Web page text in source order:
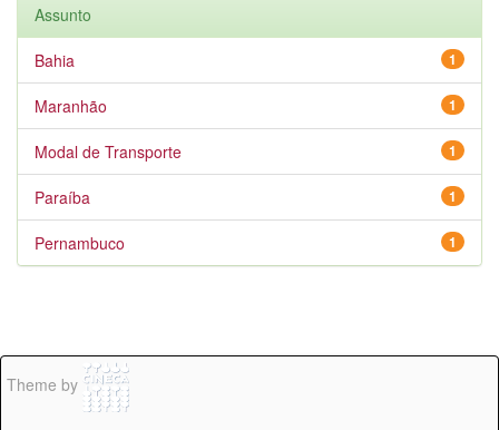
Assunto
1
Bahia
1
Maranhão
1
Modal de Transporte
1
Paraíba
1
Pernambuco
Theme by